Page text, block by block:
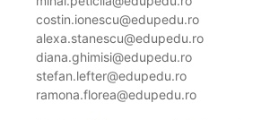
costin.ionescu@edupedu.ro
alexa.stanescu@edupedu.ro
diana.ghimisi@edupedu.ro
stefan.lefter@edupedu.ro
ramona.florea@edupedu.ro